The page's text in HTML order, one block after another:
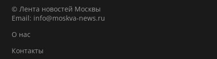
© Лента новостей Москвы
Email: info@moskva-news.ru
О нас
Контакты